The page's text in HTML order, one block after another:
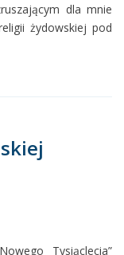
dla mnie
żydowskiej pod
Tysiąclecia”